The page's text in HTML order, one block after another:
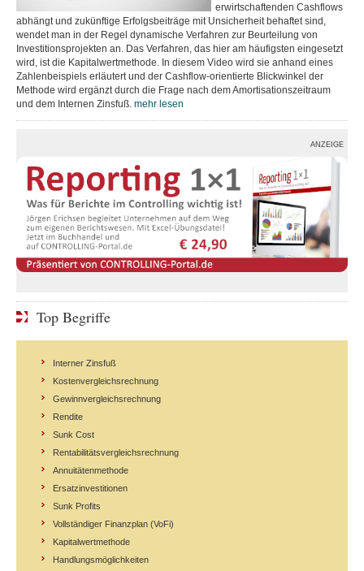
erwirtschaftenden Cashflows
abhängt und zukünftige Erfolgsbeiträge mit Unsicherheit behaftet sind,
wendet man in der Regel dynamische Verfahren zur Beurteilung von
Investitionsprojekten an. Das Verfahren, das hier am häufigsten eingesetzt
wird, ist die Kapitalwertmethode. In diesem Video wird sie anhand eines
Zahlenbeispiels erläutert und der Cashflow-orientierte Blickwinkel der
Methode wird ergänzt durch die Frage nach dem Amortisationszeitraum
und dem Internen Zinsfuß. mehr lesen
ANZEIGE
Top Begriffe
Interner Zinsfuß
Kostenvergleichsrechnung
Gewinnvergleichsrechnung
Rendite
Sunk Cost
Rentabilitätsvergleichsrechnung
Annuitätenmethode
Ersatzinvestitionen
Sunk Profits
Vollständiger Finanzplan (VoFi)
Kapitalwertmethode
Handlungsmöglichkeiten